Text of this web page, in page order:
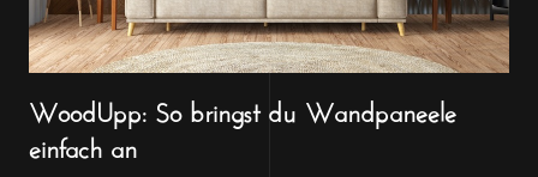
WoodUpp: So bringst du Wandpaneele
einfach an